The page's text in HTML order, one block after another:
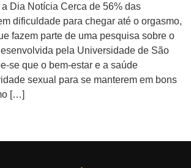
Dia Notícia Cerca de 56% das
dificuldade para chegar até o orgasmo,
fazem parte de uma pesquisa sobre o
pela Universidade de São
se que o bem-estar e a saúde
sexual para se manterem em bons
[…]